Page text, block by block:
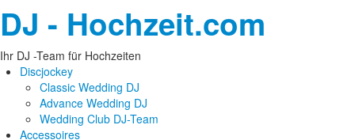
DJ - Hochzeit.com
Ihr DJ -Team für Hochzeiten
Discjockey
Classic Wedding DJ
Advance Wedding DJ
Wedding Club DJ-Team
Accessoires